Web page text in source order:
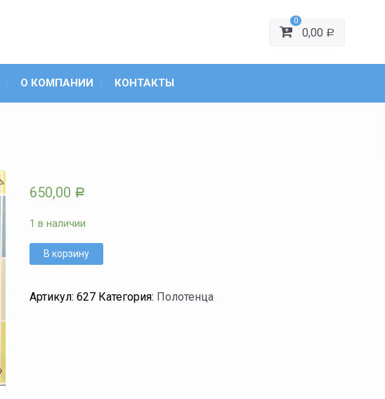
0
0,00 Р
О КОМПАНИИ КОНТАКТЫ
650,00 Р
1 в наличии
В корзину
Артикул: 627 Категория: Полотенца